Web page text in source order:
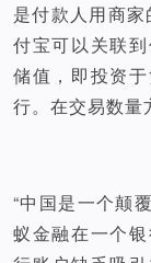
是付款人用商
付宝可以关联
储值，即投资
行。在交易数量
“中国是一个颠
蚁金融在一个